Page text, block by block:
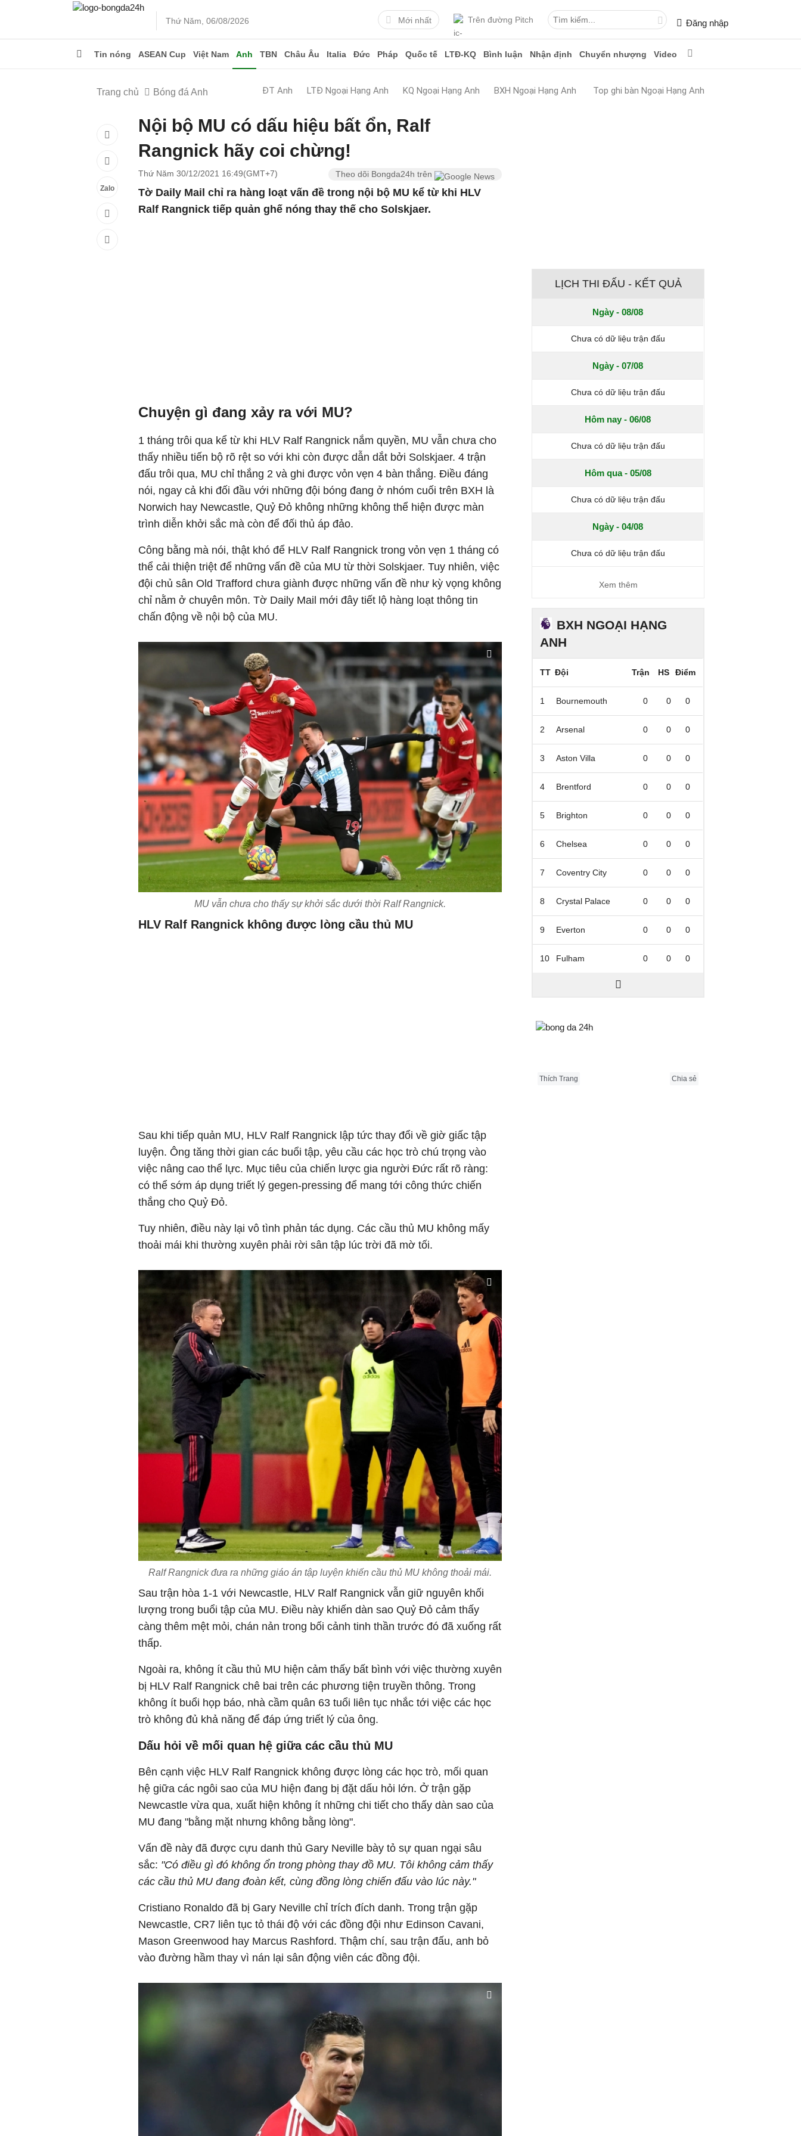
Thứ Năm, 06/08/2026 Mới nhất Trên đường Pitch Đăng nhập
Tin nóng ASEAN Cup Việt Nam Anh TBN Châu Âu Italia Đức Pháp Quốc tế LTĐ-KQ Bình luận Nhận định Chuyển nhượng Video
Trang chủ Bóng đá Anh ĐT Anh LTĐ Ngoại Hạng Anh KQ Ngoại Hạng Anh BXH Ngoại Hạng Anh Top ghi bàn Ngoại Hạng Anh
Zalo
Nội bộ MU có dấu hiệu bất ổn, Ralf
Rangnick hãy coi chừng!
Thứ Năm 30/12/2021 16:49(GMT+7) Theo dõi Bongda24h trên
Tờ Daily Mail chỉ ra hàng loạt vấn đề trong nội bộ MU kể từ khi HLV
Ralf Rangnick tiếp quản ghế nóng thay thế cho Solskjaer.
Chuyện gì đang xảy ra với MU?
1 tháng trôi qua kể từ khi HLV Ralf Rangnick nắm quyền, MU vẫn chưa cho
thấy nhiều tiến bộ rõ rệt so với khi còn được dẫn dắt bởi Solskjaer. 4 trận
đấu trôi qua, MU chỉ thắng 2 và ghi được vỏn vẹn 4 bàn thắng. Điều đáng
nói, ngay cả khi đối đầu với những đội bóng đang ở nhóm cuối trên BXH là
Norwich hay Newcastle, Quỷ Đỏ không những không thể hiện được màn
trình diễn khởi sắc mà còn để đối thủ áp đảo.
Công bằng mà nói, thật khó để HLV Ralf Rangnick trong vỏn vẹn 1 tháng có
thể cải thiện triệt để những vấn đề của MU từ thời Solskjaer. Tuy nhiên, việc
đội chủ sân Old Trafford chưa giành được những vấn đề như kỳ vọng không
chỉ nằm ở chuyên môn. Tờ Daily Mail mới đây tiết lộ hàng loạt thông tin
chấn động về nội bộ của MU.
MU vẫn chưa cho thấy sự khởi sắc dưới thời Ralf Rangnick.
HLV Ralf Rangnick không được lòng cầu thủ MU
Sau khi tiếp quản MU, HLV Ralf Rangnick lập tức thay đổi về giờ giấc tập
luyện. Ông tăng thời gian các buổi tập, yêu cầu các học trò chú trọng vào
việc nâng cao thể lực. Mục tiêu của chiến lược gia người Đức rất rõ ràng:
có thể sớm áp dụng triết lý gegen-pressing để mang tới công thức chiến
thắng cho Quỷ Đỏ.
Tuy nhiên, điều này lại vô tình phản tác dụng. Các cầu thủ MU không mấy
thoải mái khi thường xuyên phải rời sân tập lúc trời đã mờ tối.
Ralf Rangnick đưa ra những giáo án tập luyện khiến cầu thủ MU không thoải mái.
Sau trận hòa 1-1 với Newcastle, HLV Ralf Rangnick vẫn giữ nguyên khối
lượng trong buổi tập của MU. Điều này khiến dàn sao Quỷ Đỏ cảm thấy
càng thêm mệt mỏi, chán nản trong bối cảnh tinh thần trước đó đã xuống rất
thấp.
Ngoài ra, không ít cầu thủ MU hiện cảm thấy bất bình với việc thường xuyên
bị HLV Ralf Rangnick chê bai trên các phương tiện truyền thông. Trong
không ít buổi họp báo, nhà cầm quân 63 tuổi liên tục nhắc tới việc các học
trò không đủ khả năng để đáp ứng triết lý của ông.
Dấu hỏi về mối quan hệ giữa các cầu thủ MU
Bên cạnh việc HLV Ralf Rangnick không được lòng các học trò, mối quan
hệ giữa các ngôi sao của MU hiện đang bị đặt dấu hỏi lớn. Ở trận gặp
Newcastle vừa qua, xuất hiện không ít những chi tiết cho thấy dàn sao của
MU đang "bằng mặt nhưng không bằng lòng".
Vấn đề này đã được cựu danh thủ Gary Neville bày tỏ sự quan ngại sâu
sắc: "Có điều gì đó không ổn trong phòng thay đồ MU. Tôi không cảm thấy
các cầu thủ MU đang đoàn kết, cùng đồng lòng chiến đấu vào lúc này."
Cristiano Ronaldo đã bị Gary Neville chỉ trích đích danh. Trong trận gặp
Newcastle, CR7 liên tục tỏ thái độ với các đồng đội như Edinson Cavani,
Mason Greenwood hay Marcus Rashford. Thậm chí, sau trận đấu, anh bỏ
vào đường hầm thay vì nán lại sân động viên các đồng đội.
LỊCH THI ĐẤU - KẾT QUẢ
Ngày - 08/08
Chưa có dữ liệu trận đấu
Ngày - 07/08
Chưa có dữ liệu trận đấu
Hôm nay - 06/08
Chưa có dữ liệu trận đấu
Hôm qua - 05/08
Chưa có dữ liệu trận đấu
Ngày - 04/08
Chưa có dữ liệu trận đấu
Xem thêm
BXH NGOẠI HẠNG
ANH
TT Đội Trận HS Điểm
1 Bournemouth 0 0 0
2 Arsenal 0 0 0
3 Aston Villa 0 0 0
4 Brentford 0 0 0
5 Brighton 0 0 0
6 Chelsea 0 0 0
7 Coventry City 0 0 0
8 Crystal Palace 0 0 0
9 Everton 0 0 0
10 Fulham 0 0 0
Thích Trang Chia sẻ